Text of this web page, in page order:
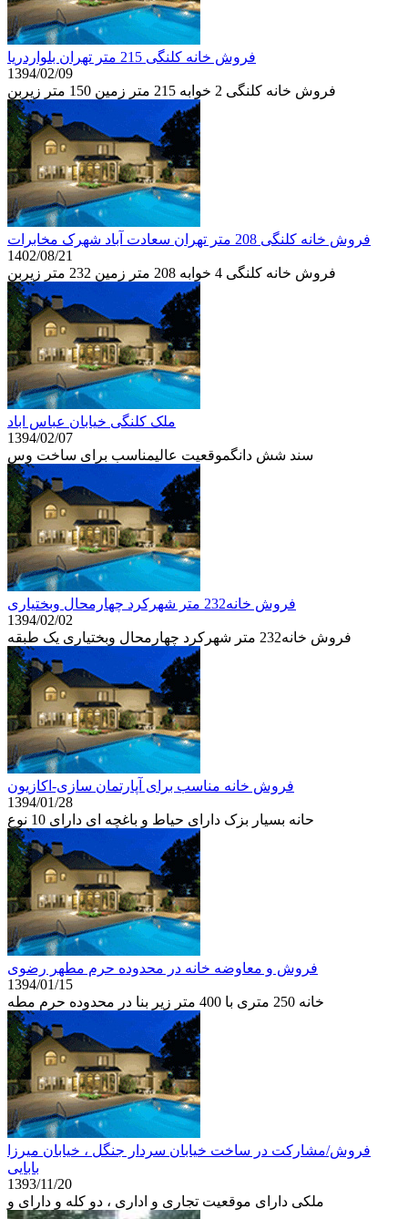
فروش خانه کلنگی 215 متر تهران بلواردریا
1394/02/09
فروش خانه کلنگی 2 خوابه 215 متر زمین 150 متر زیربن
فروش خانه کلنگی 208 متر تهران سعادت آباد شهرک مخابرات
1402/08/21
فروش خانه کلنگی 4 خوابه 208 متر زمین 232 متر زیربن
ملک کلنگی خیابان عباس اباد
1394/02/07
سند شش دانگموقعیت عالیمناسب برای ساخت وس
فروش خانه232 متر شهرکرد چهارمحال وبختیاری
1394/02/02
فروش خانه232 متر شهرکرد چهارمحال وبختیاری یک طبقه
فروش خانه مناسب برای آپارتمان سازی-اکازیون
1394/01/28
حانه بسیار بزک دارای حیاط و باغچه ای دارای 10 نوع
فروش و معاوضه خانه در محدوده حرم مطهر رضوی
1394/01/15
خانه 250 متری با 400 متر زیر بنا در محدوده حرم مطه
فروش/مشارکت در ساخت خیابان سردار جنگل ، خیابان میرزا
بابایی
1393/11/20
ملکی دارای موقعیت تجاری و اداری ، دو کله و دارای و